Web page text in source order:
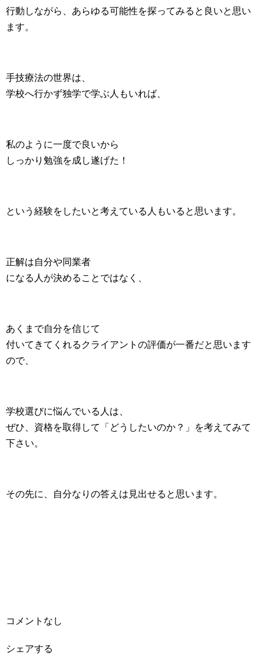
行動しながら、あらゆる可能性を探ってみると良いと思い
ます。
手技療法の世界は、
学校へ行かず独学で学ぶ人もいれば、
私のように一度で良いから
しっかり勉強を成し遂げた！
という経験をしたいと考えている人もいると思います。
正解は自分や同業者
になる人が決めることではなく、
あくまで自分を信じて
付いてきてくれるクライアントの評価が一番だと思います
ので、
学校選びに悩んでいる人は、
ぜひ、資格を取得して「どうしたいのか？」を考えてみて
下さい。
その先に、自分なりの答えは見出せると思います。
コメントなし
シェアする